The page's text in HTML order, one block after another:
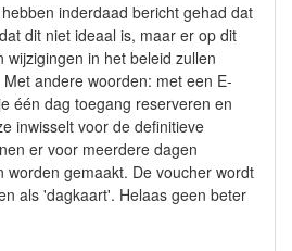
inderdaad bericht gehad dat
dit niet ideaal is, maar er op dit
wijzigingen in het beleid zullen
andere woorden: met een E-
één dag toegang reserveren en
inwisselt voor de definitieve
er voor meerdere dagen
worden gemaakt. De voucher wordt
als 'dagkaart'. Helaas geen beter